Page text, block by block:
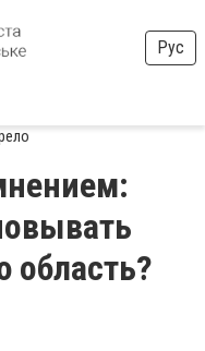
Рус
область?